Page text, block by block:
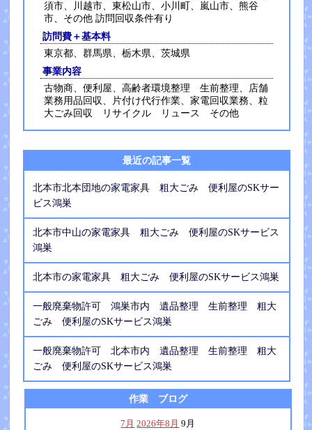
須市、川越市、東松山市、小川町、嵐山市、熊谷
市、その他 訪問回収条件有り
訪問費＋基本料
東京都、群馬県、栃木県、茨城県
事業内容
古物商、便利屋、高齢者環境整理 生前整理、店舗
業務用品回収、片付け代行作業、家電回収業務、粒
大ごみ回収 リサイクル リュース その他
最近の記事一覧
北本市北本団地の家電家具 粗大ごみ 便利屋のSKサー
ビス鴻巣
北本市中山の家電家具 粗大ごみ 便利屋のSKサービス
鴻巣
北本市の家電家具 粗大ごみ 便利屋のSKサービス鴻巣
一般廃棄物許可 鴻巣市内 遺品整理 生前整理 粗大
ごみ 便利屋のSKサービス鴻巣
一般廃棄物許可 北本市内 遺品整理 生前整理 粗大
ごみ 便利屋のSKサービス鴻巣
作業 ブログ
7月 2026年8月 9月